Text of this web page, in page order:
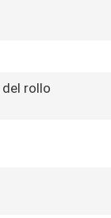
del rollo